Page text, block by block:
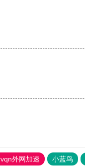
外网加速 小蓝鸟